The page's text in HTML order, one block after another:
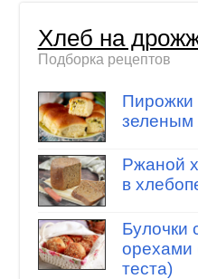
Хлеб на
Подборка рецептов
Пирожки
зеленым
Ржаной
в
Булочки
орехами
теста)